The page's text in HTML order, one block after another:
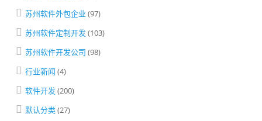
苏州软件外包企业 (97)
苏州软件定制开发 (103)
苏州软件开发公司 (98)
行业新闻 (4)
软件开发 (200)
默认分类(27)